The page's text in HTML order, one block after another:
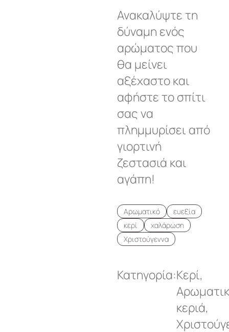
Ανακαλύψτε τη
δύναμη ενός
αρώματος που
θα μείνει
αξέχαστο και
αφήστε το σπίτι
σας να
πλημμυρίσει από
γιορτινή
ζεστασιά και
αγάπη!
Αρωματικό
ευεξία
κερί
χαλάρωση
Χριστούγεννα
Κατηγορία:Κερί,
κεριά,